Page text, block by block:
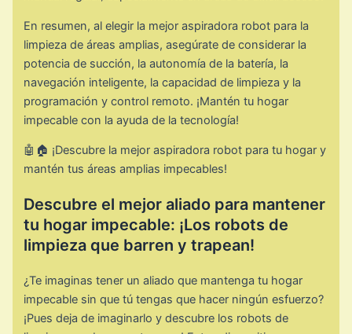
En resumen, al elegir la mejor aspiradora robot para la
limpieza de áreas amplias, asegúrate de considerar la
potencia de succión, la autonomía de la batería, la
navegación inteligente, la capacidad de limpieza y la
programación y control remoto. ¡Mantén tu hogar
impecable con la ayuda de la tecnología!
🤖🏠 ¡Descubre la mejor aspiradora robot para tu hogar y
mantén tus áreas amplias impecables!
Descubre el mejor aliado para mantener
tu hogar impecable: ¡Los robots de
limpieza que barren y trapean!
¿Te imaginas tener un aliado que mantenga tu hogar
impecable sin que tú tengas que hacer ningún esfuerzo?
¡Pues deja de imaginarlo y descubre los robots de